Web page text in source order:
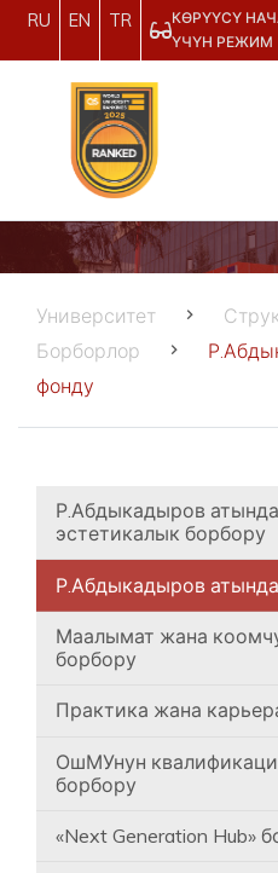
RU EN TR
КӨРҮҮСҮ
ҮЧҮН РЕЖИМ
Университет
Борборлор
фонду
Р.Абдыкадыров
эстетикалык борбору
Р.Абдыкадыров
Маалымат жана
борбору
Практика жана
ОшМУнун
борбору
«Next Generation Hub»